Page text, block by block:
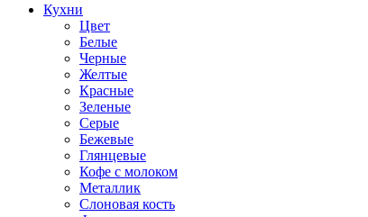
Кухни
Цвет
Белые
Черные
Желтые
Красные
Зеленые
Серые
Бежевые
Глянцевые
Кофе с молоком
Металлик
Слоновая кость